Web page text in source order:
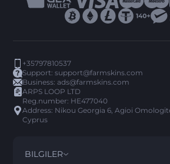
+35797810537
Support:support@farmskins.com
Business:ads@farmskins.com
ARPS LOOP LTD
Reg.number: HE477040
Address: Nikou Georgia 6, Agioi
Cyprus
BILGILER